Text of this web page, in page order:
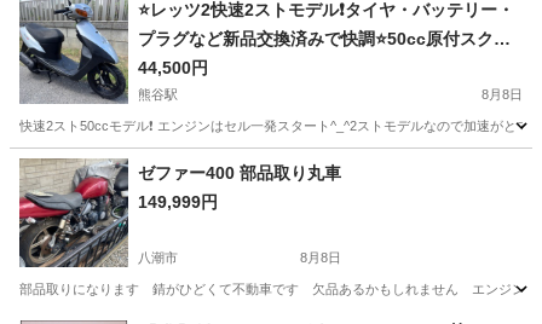
⭐️レッツ2快速2ストモデル❗️タイヤ・バッテリー・
プラグなど新品交換済みで快調⭐️50cc原付スクー
ター⭐️
44,500円
熊谷駅 8月8日
快速2スト50ccモデル❗ エンジンはセル一発スタート^_^2ストモデルなので加速がと
埼玉 熊谷市 熊谷駅 スズキ プラグ
ゼファー400 部品取り丸車
149,999円
八潮市 8月8日
部品取りになります 錆がひどくて不動車です 欠品あるかもしれません エンジン